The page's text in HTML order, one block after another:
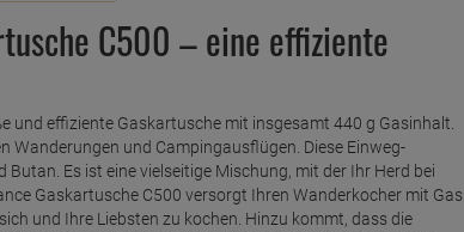
C500 – eine effiziente
und effiziente Gaskartusche mit insgesamt 440 g Gasinhalt.
Wanderungen und Campingausflügen. Diese Einweg-
Es ist eine vielseitige Mischung, mit der Ihr Herd bei
Gaskartusche C500 versorgt Ihren Wanderkocher mit Gas
und Ihre Liebsten zu kochen. Hinzu kommt, dass die